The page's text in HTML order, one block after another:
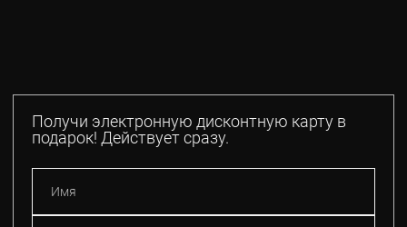
Получи электронную дисконтную карту в
подарок! Действует сразу.